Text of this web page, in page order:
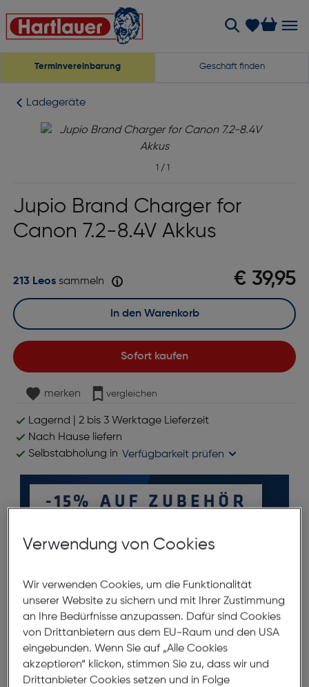
Terminvereinbarung Geschäft finden
Ladegeräte
1 / 1
Jupio Brand Charger for
Canon 7.2-8.4V Akkus
€ 39,95
213 Leossammeln
Sofort kaufen
In den Warenkorb
merken vergleichen
Lagernd | 2 bis 3 Werktage Lieferzeit
Nach Hause liefern
Selbstabholung in Verfügbarkeit prüfen
*ausgenommen Objektive
Jupio Brand Charger for Canon
7.2-8.4V Akkus
Verwendung von Cookies
Wir verwenden Cookies, um die Funktionalität
unserer Website zu sichern und mit Ihrer Zustimmung
an Ihre Bedürfnisse anzupassen. Dafür sind Cookies
von Drittanbietern aus dem EU-Raum und den USA
eingebunden. Wenn Sie auf „Alle Cookies
akzeptieren“ klicken, stimmen Sie zu, dass wir und
Drittanbieter Cookies setzen und in Folge